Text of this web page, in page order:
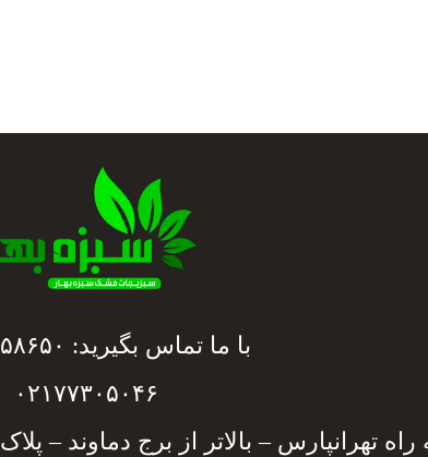
با ما تماس بگیرید: ۰۹۱۲۷۱۵۸۶۵۰
۰۲۱۷۷۳۰۵۰۴۶
– بالاتر از برج دماوند – پلاک ۳۷۰ مجتمع تجاری بابایی – واحد ۱۳۲